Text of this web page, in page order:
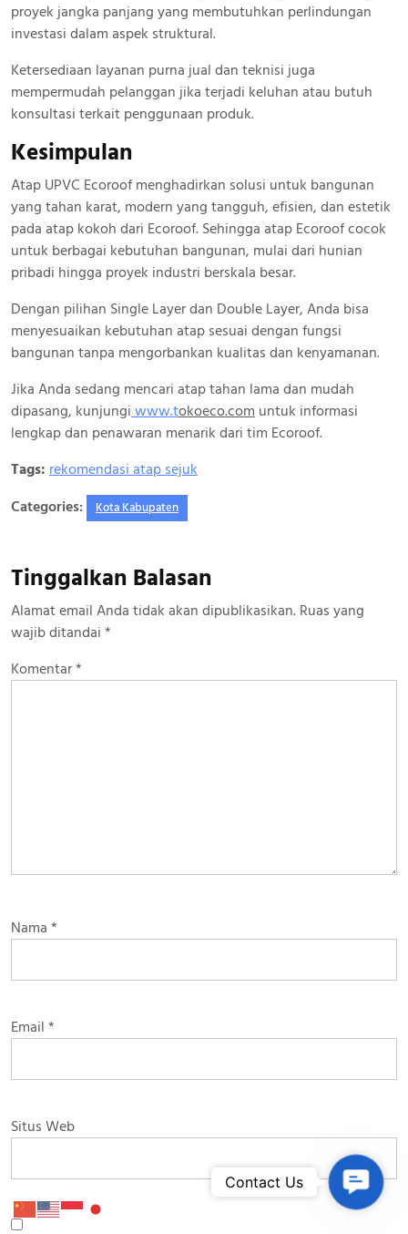
proyek jangka panjang yang membutuhkan perlindungan
investasi dalam aspek struktural.
Ketersediaan layanan purna jual dan teknisi juga
mempermudah pelanggan jika terjadi keluhan atau butuh
konsultasi terkait penggunaan produk.
Kesimpulan
Atap UPVC Ecoroof menghadirkan solusi untuk bangunan
yang tahan karat, modern yang tangguh, efisien, dan estetik
pada atap kokoh dari Ecoroof. Sehingga atap Ecoroof cocok
untuk berbagai kebutuhan bangunan, mulai dari hunian
pribadi hingga proyek industri berskala besar.
Dengan pilihan Single Layer dan Double Layer, Anda bisa
menyesuaikan kebutuhan atap sesuai dengan fungsi
bangunan tanpa mengorbankan kualitas dan kenyamanan.
Jika Anda sedang mencari atap tahan lama dan mudah
dipasang, kunjungi www.tokoeco.com untuk informasi
lengkap dan penawaran menarik dari tim Ecoroof.
Tags: rekomendasi atap sejuk
Categories:
Kota Kabupaten
Tinggalkan Balasan
Alamat email Anda tidak akan dipublikasikan. Ruas yang
wajib ditandai *
Komentar*
Nama *
Email *
Situs Web
Contact Us